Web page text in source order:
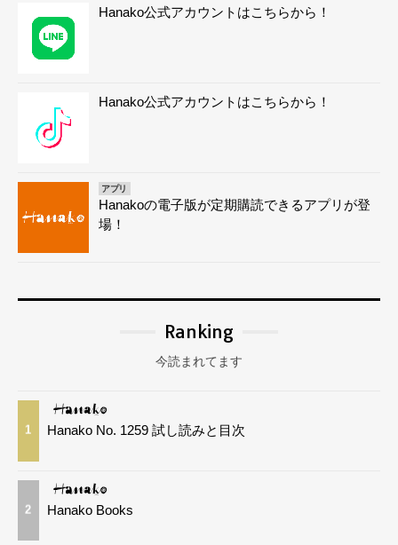
Hanako公式アカウントはこちらから！
Hanako公式アカウントはこちらから！
アプリ
Hanakoの電子版が定期購読できるアプリが登
場！
Ranking
今読まれてます
1 Hanako No. 1259 試し読みと目次
2 Hanako Books